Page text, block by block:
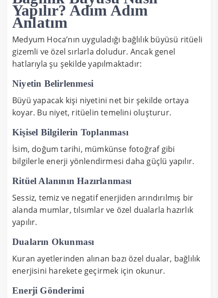
Yapılır? Adım Adım
Anlatım
Medyum Hoca’nın uyguladığı bağlılık büyüsü ritüeli
gizemli ve özel sırlarla doludur. Ancak genel
hatlarıyla şu şekilde yapılmaktadır:
Niyetin Belirlenmesi
Büyü yapacak kişi niyetini net bir şekilde ortaya
koyar. Bu niyet, ritüelin temelini oluşturur.
Kişisel Bilgilerin Toplanması
İsim, doğum tarihi, mümkünse fotoğraf gibi
bilgilerle enerji yönlendirmesi daha güçlü yapılır.
Ritüel Alanının Hazırlanması
Sessiz, temiz ve negatif enerjiden arındırılmış bir
alanda mumlar, tılsımlar ve özel dualarla hazırlık
yapılır.
Duaların Okunması
Kuran ayetlerinden alınan bazı özel dualar, bağlılık
enerjisini harekete geçirmek için okunur.
Enerji Gönderimi